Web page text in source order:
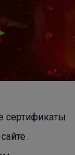
сертификаты